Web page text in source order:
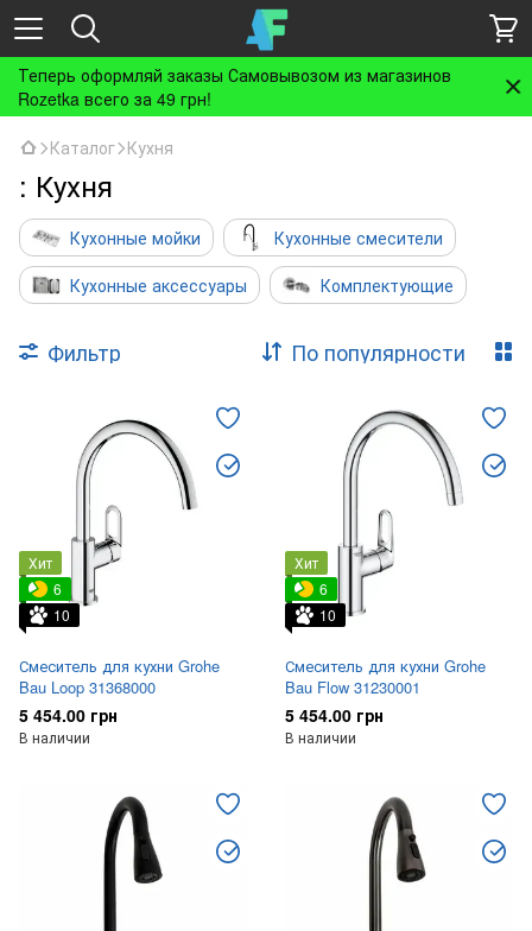
Теперь оформляй заказы Самовывозом из магазинов
Rozetka всего за 49 грн!
Каталог Кухня
: Кухня
Кухонные мойки
Кухонные смесители
Кухонные аксессуары
Комплектующие
Фильтр По популярности
Хит
6
10
Смеситель для кухни Grohe
Bau Loop 31368000
5 454.00 грн
В наличии
Хит
6
10
Смеситель для кухни Grohe
Bau Flow 31230001
5 454.00 грн
В наличии